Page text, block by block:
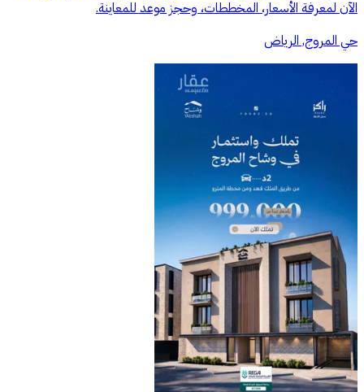
الآن لمعرفة الأسعار، المخططات، وحجز موعد للمعاينة.
حي المروج, الرياض